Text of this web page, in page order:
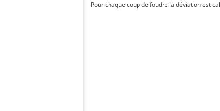
Pour chaque coup de foudre la déviation est